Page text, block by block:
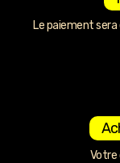
Le paiement
Votre